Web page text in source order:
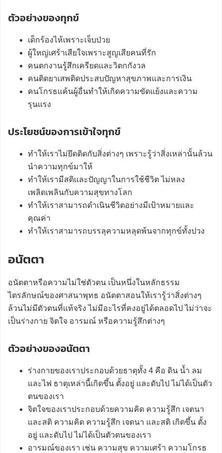
ตัวอย่างของทุกข์
เด็กร้องไห้เพราะเจ็บป่วย
ผู้ใหญ่เศร้าเสียใจเพราะสูญเสียคนที่รัก
คนตกงานรู้สึกเครียดและวิตกกังวล
คนติดยาเสพติดประสบปัญหาสุขภาพและการเงิน
คนโกรธแค้นผู้อื่นทำให้เกิดความขัดแย้งและความ
รุนแรง
ประโยชน์ของการเข้าใจทุกข์
ทำให้เราไม่ยึดติดกับสิ่งต่างๆ เพราะรู้ว่าสิ่งเหล่านั้นล้วน
นำความทุกข์มาให้
ทำให้เรามีสติและปัญญาในการใช้ชีวิต ไม่หลง
เพลิดเพลินกับความสุขทางโลก
ทำให้เราสามารถดำเนินชีวิตอย่างมีเป้าหมายและ
คุณค่า
ทำให้เราสามารถบรรลุความหลุดพ้นจากทุกข์ทั้งปวง
อนัตตา
อนัตตาหรือความไม่ใช่ตัวตน เป็นหนึ่งในหลักธรรม
ไตรลักษณ์ของศาสนาพุทธ อนัตตาสอนให้เรารู้ว่าสิ่งต่างๆ
ล้วนไม่มีตัวตนที่แท้จริง ไม่มีอะไรที่คงอยู่ได้ตลอดไป ไม่ว่าจะ
เป็นร่างกาย จิตใจ อารมณ์ หรือความรู้สึกต่างๆ
ตัวอย่างของอนัตตา
ร่างกายของเราประกอบด้วยธาตุทั้ง 4 คือ ดิน น้ำ ลม
และไฟ ธาตุเหล่านี้เกิดขึ้น ตั้งอยู่ และดับไป ไม่ได้เป็นตัว
ตนของเรา
จิตใจของเราประกอบด้วยความคิด ความรู้สึก เจตนา
และสติ ความคิด ความรู้สึก เจตนา และสติ เกิดขึ้น ตั้ง
อยู่ และดับไป ไม่ได้เป็นตัวตนของเรา
อารมณ์ของเรา เช่น ความสุข ความเศร้า ความโกรธ